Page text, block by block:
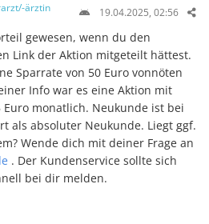
ärztin 19.04.2025, 02:56
gewesen, wenn du den
Link der Aktion mitgeteilt hättest.
Sparrate von 50 Euro vonnöten
Info war es eine Aktion mit
monatlich. Neukunde ist bei
als absoluter Neukunde. Liegt ggf.
Wende dich mit deiner Frage an
. Der Kundenservice sollte sich
bei dir melden.